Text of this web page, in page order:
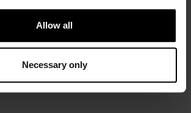
Allow all
Necessary only
€
LADY